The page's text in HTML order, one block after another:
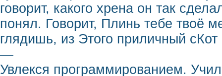
говорит, какого хрена он так
понял. Говорит, Плинь тебе твоё
глядишь, из Этого приличный сКот
—
Увлекся программированием.